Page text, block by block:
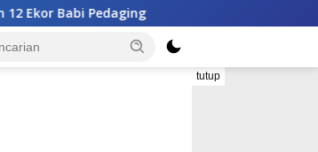
RSUPP Betun Gelar Sayembara Desain
tutup